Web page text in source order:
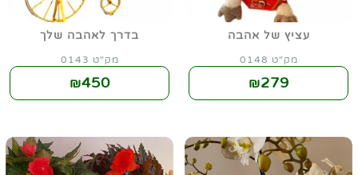
עציץ של אהבה
מק"ט 0148
₪279
בדרך לאהבה שלך
מק"ט 0143
₪450